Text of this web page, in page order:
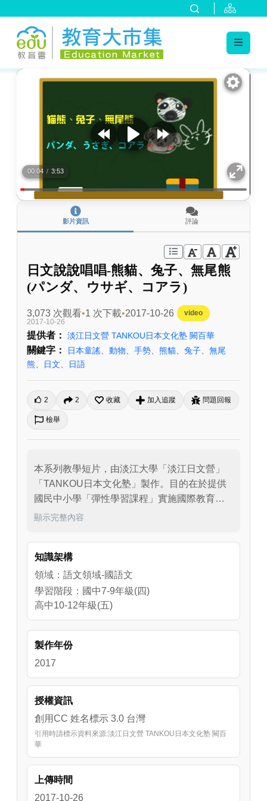
:::
00:04 / 3:53
影片資訊 評論
日文說說唱唱-熊貓、兔子、無尾熊
(パンダ、ウサギ、コアラ)
3,073 次觀看 1 次下載 2017-10-26
video
2017-10-26
提供者： 淡江日文營 TANKOU日本文化塾 闕百華
關鍵字： 日本童謠 動物 手勢 熊貓 兔子
無尾
熊
日文 日語
2 2 收藏 加入追蹤 問題回報
檢舉
本系列教學短片，由淡江大學「淡江日文營」
「TANKOU日本文化塾」製作。目的在於提供
國民中小學「彈性學習課程」實施國際教育，
導入日語與日本文化學習，或開設日文相關社
實施Level-1～Level-2日語教學時，任課教師可
依據學習內容需求，做為課程中穿插日語活動
的具體參考。
※日文說說唱唱-熊貓、兔子、無尾熊(パンダ、
ウサギ、コアラ)
作詞：高田ひろお 作曲：乾裕樹
おいで おいで おいで おいで (過來 過來，過來
過來)
パンダ パンダ (貓熊 貓熊)
過來)
うさぎ うさぎ (兔子 兔子)
おいで おいで おいで おいで (過來 過來，過來
コアラ コアラ (無尾熊 無尾熊)
パンダ うさぎ コアラ (貓熊 兔子 無尾熊)
-----
顯示完整內容
知識架構
領域：語文領域-國語文
學習階段：國中7-9年級(四)
高中10-12年級(五)
製作年份
2017
授權資訊
創用CC 姓名標示 3.0 台灣
引用時請標示資料來源:淡江日文營 TANKOU日本文化塾 闕百
華
上傳時間
2017-10-26